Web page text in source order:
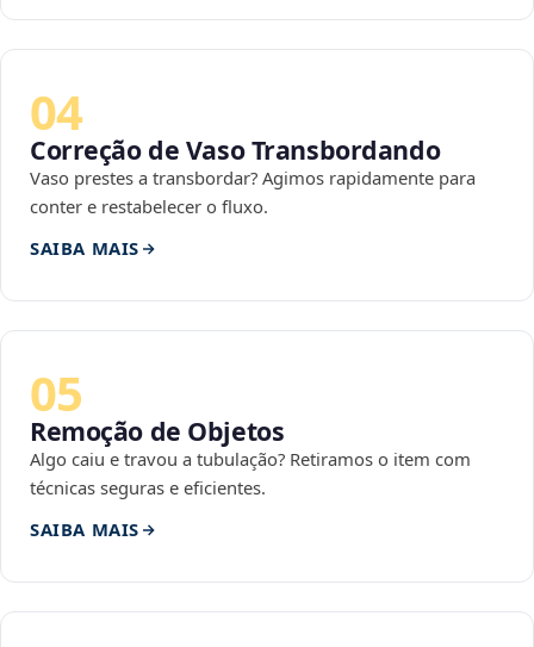
04
Correção de Vaso Transbordando
Vaso prestes a transbordar? Agimos rapidamente para
conter e restabelecer o fluxo.
SAIBA MAIS
05
Remoção de Objetos
Algo caiu e travou a tubulação? Retiramos o item com
técnicas seguras e eficientes.
SAIBA MAIS